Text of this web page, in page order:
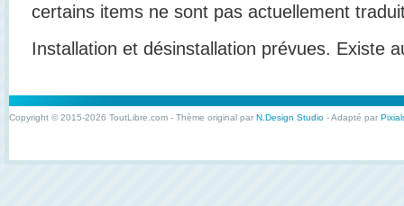
certains items ne sont pas actuellement
Installation et désinstallation prévues. Existe
Copyright © 2015-2026 ToutLibre.com - Thème original par N.Design Studio - Adapté par